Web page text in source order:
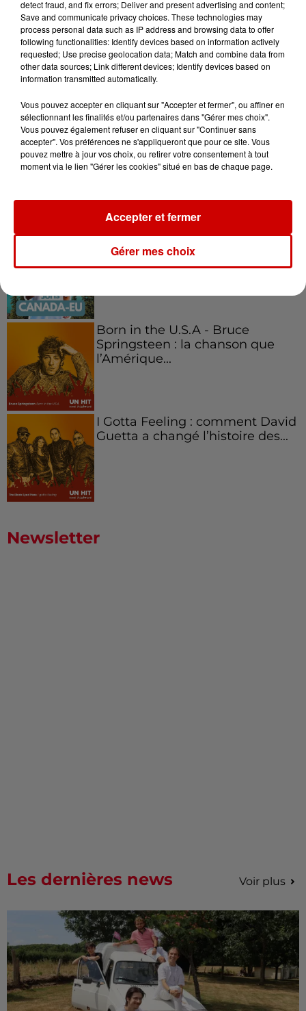
en jet ski !
Podcasts Voir plus
Kelly Massol, figure
emblématique de
l'entrepreneuriat féminin
Aménager un school bus au
Canada et accueillir les bleus à
Boston,...
Born in the U.S.A - Bruce
Springsteen : la chanson que
l’Amérique...
I Gotta Feeling : comment David
Guetta a changé l’histoire des...
Newsletter
Les dernières news Voir plus
detect fraud, and fix errors; Deliver and present advertising and content;
Save and communicate privacy choices. These technologies may
process personal data such as IP address and browsing data to offer
following functionalities: Identify devices based on information actively
requested; Use precise geolocation data; Match and combine data from
other data sources; Link different devices; Identify devices based on
information transmitted automatically.
Vous pouvez accepter en cliquant sur "Accepter et fermer", ou affiner en
sélectionnant les finalités et/ou partenaires dans "Gérer mes choix".
Vous pouvez également refuser en cliquant sur "Continuer sans
accepter". Vos préférences ne s'appliqueront que pour ce site. Vous
pouvez mettre à jour vos choix, ou retirer votre consentement à tout
moment via le lien "Gérer les cookies" situé en bas de chaque page.
Gérer mes choix
Accepter et fermer